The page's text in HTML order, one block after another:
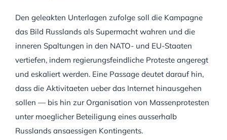
Den geleakten Unterlagen zufolge soll die Kampagne
das Bild Russlands als Supermacht wahren und die
inneren Spaltungen in den NATO- und EU-Staaten
vertiefen, indem regierungsfeindliche Proteste angeregt
und eskaliert werden. Eine Passage deutet darauf hin,
dass die Aktivitaeten ueber das Internet hinausgehen
sollen — bis hin zur Organisation von Massenprotesten
unter moeglicher Beteiligung eines ausserhalb
Russlands ansaessigen Kontingents.